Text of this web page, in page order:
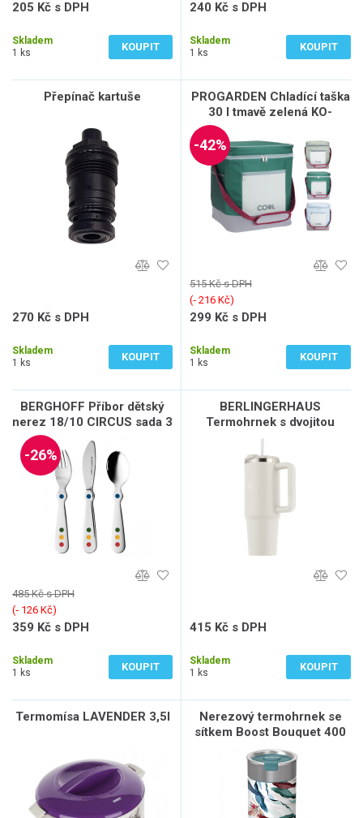
205 Kč s DPH
Skladem
1 ks
KOUPIT
240 Kč s DPH
Skladem
1 ks
KOUPIT
Přepínač kartuše
270 Kč s DPH
Skladem
1 ks
KOUPIT
PROGARDEN Chladící taška
30 l tmavě zelená KO-
FB1302080tmze
-42%
515 Kč s DPH
(‐ 216 Kč)
299 Kč s DPH
Skladem
1 ks
KOUPIT
BERGHOFF Příbor dětský
nerez 18/10 CIRCUS sada 3
ks BF-1204030
-26%
485 Kč s DPH
(‐ 126 Kč)
359 Kč s DPH
Skladem
1 ks
KOUPIT
BERLINGERHAUS
Termohrnek s dvojitou
stěnou BerlingerCup 1 l
Sahara Collection BH-8831
415 Kč s DPH
Skladem
1 ks
KOUPIT
Termomísa LAVENDER 3,5l
Nerezový termohrnek se
sítkem Boost Bouquet 400
ml